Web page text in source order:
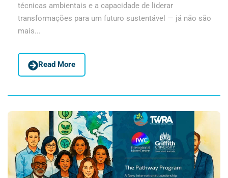
técnicas ambientais e a capacidade de liderar
transformações para um futuro sustentável — já não são
mais...
Read More